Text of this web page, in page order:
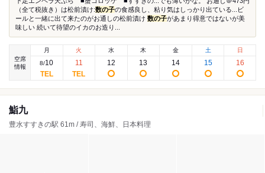
（全て税抜き）は松前漬け:数の子の食感良し、粘り気はしっかり出ている...ビ
ールと一緒に出て来たのがお通しの松前漬け 数の子があまり得意ではないが美
味しい 続いて待望のイカのお造り...
空席
情報
月
8/10
火
11
水
12
木
13
金
14
土
15
日
16
鮨九
豊水すすきの駅 61m / 寿司、海鮮、日本料理